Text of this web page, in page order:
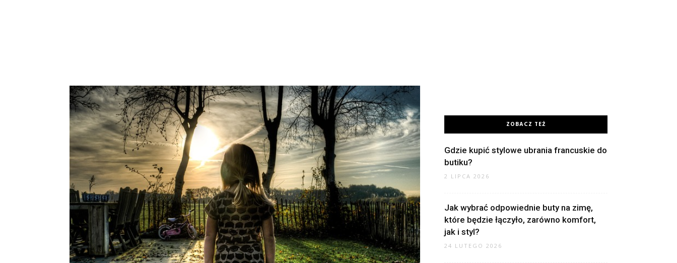
ZOBACZ TEŻ
Gdzie kupić stylowe ubrania francuskie do
butiku?
2 LIPCA 2026
Jak wybrać odpowiednie buty na zimę,
które będzie łączyło, zarówno komfort,
jak i styl?
24 LUTEGO 2026